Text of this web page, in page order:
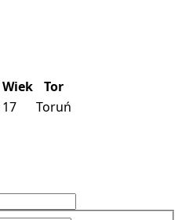
Wiek
Tor
17
Toruń